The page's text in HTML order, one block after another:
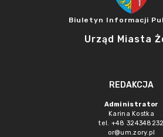
Biuletyn Informacji
Urząd Miasta
REDAKCJA
Administrator
Karina Kostka
tel. +48 324348232
or@um.zory.pl